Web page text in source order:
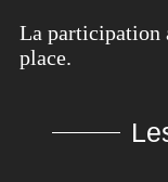
La participation
place.